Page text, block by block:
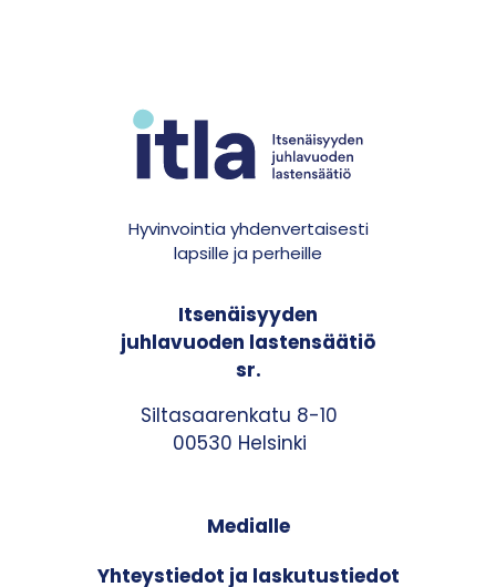
Hyvinvointia yhdenvertaisesti
lapsille ja perheille
Itsenäisyyden
juhlavuoden lastensäätiö
sr.
Siltasaarenkatu 8-10
00530 Helsinki
Medialle
Yhteystiedot ja laskutustiedot